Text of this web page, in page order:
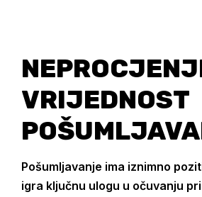
VRIJEDNOST
Pošumljavanje ima iznimno
igra ključnu ulogu u očuvanju